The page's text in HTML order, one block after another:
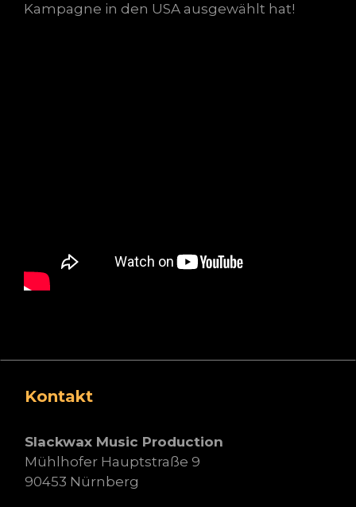
Kampagne in den USA ausgewählt hat!
Kontakt
Slackwax Music Production
Mühlhofer Hauptstraße 9
90453 Nürnberg